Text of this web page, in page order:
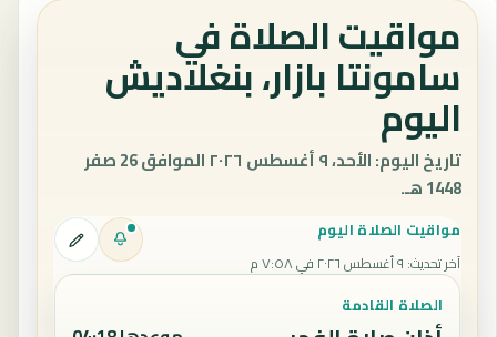
مواقيت الصلاة في
سامونتا بازار، بنغلاديش
اليوم
تاريخ اليوم: الأحد، ٩ أغسطس ٢٠٢٦ الموافق 26 صفر
1448 هـ.
مواقيت الصلاة اليوم
آخر تحديث: ٩ أغسطس ٢٠٢٦ في ٧:٥٨ م
الصلاة القادمة